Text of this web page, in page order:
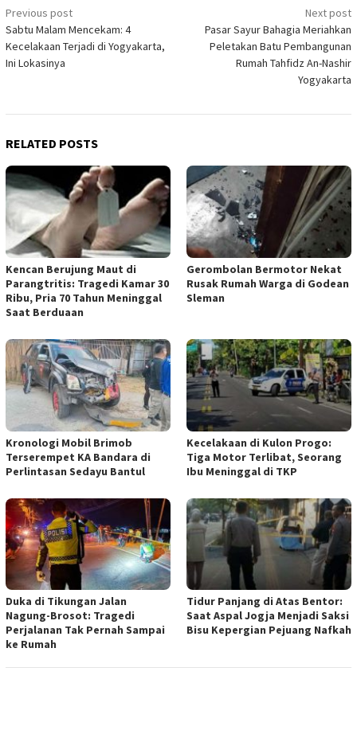
Post
navigation
Previous post
Sabtu Malam Mencekam: 4
Kecelakaan Terjadi di Yogyakarta,
Ini Lokasinya
Next post
Pasar Sayur Bahagia Meriahkan
Peletakan Batu Pembangunan
Rumah Tahfidz An-Nashir
Yogyakarta
RELATED POSTS
Kencan Berujung Maut di
Parangtritis: Tragedi Kamar 30
Ribu, Pria 70 Tahun Meninggal
Saat Berduaan
Gerombolan Bermotor Nekat
Rusak Rumah Warga di Godean
Sleman
Kronologi Mobil Brimob
Terserempet KA Bandara di
Perlintasan Sedayu Bantul
Kecelakaan di Kulon Progo:
Tiga Motor Terlibat, Seorang
Ibu Meninggal di TKP
Duka di Tikungan Jalan
Nagung-Brosot: Tragedi
Perjalanan Tak Pernah Sampai
ke Rumah
Tidur Panjang di Atas Bentor:
Saat Aspal Jogja Menjadi Saksi
Bisu Kepergian Pejuang Nafkah